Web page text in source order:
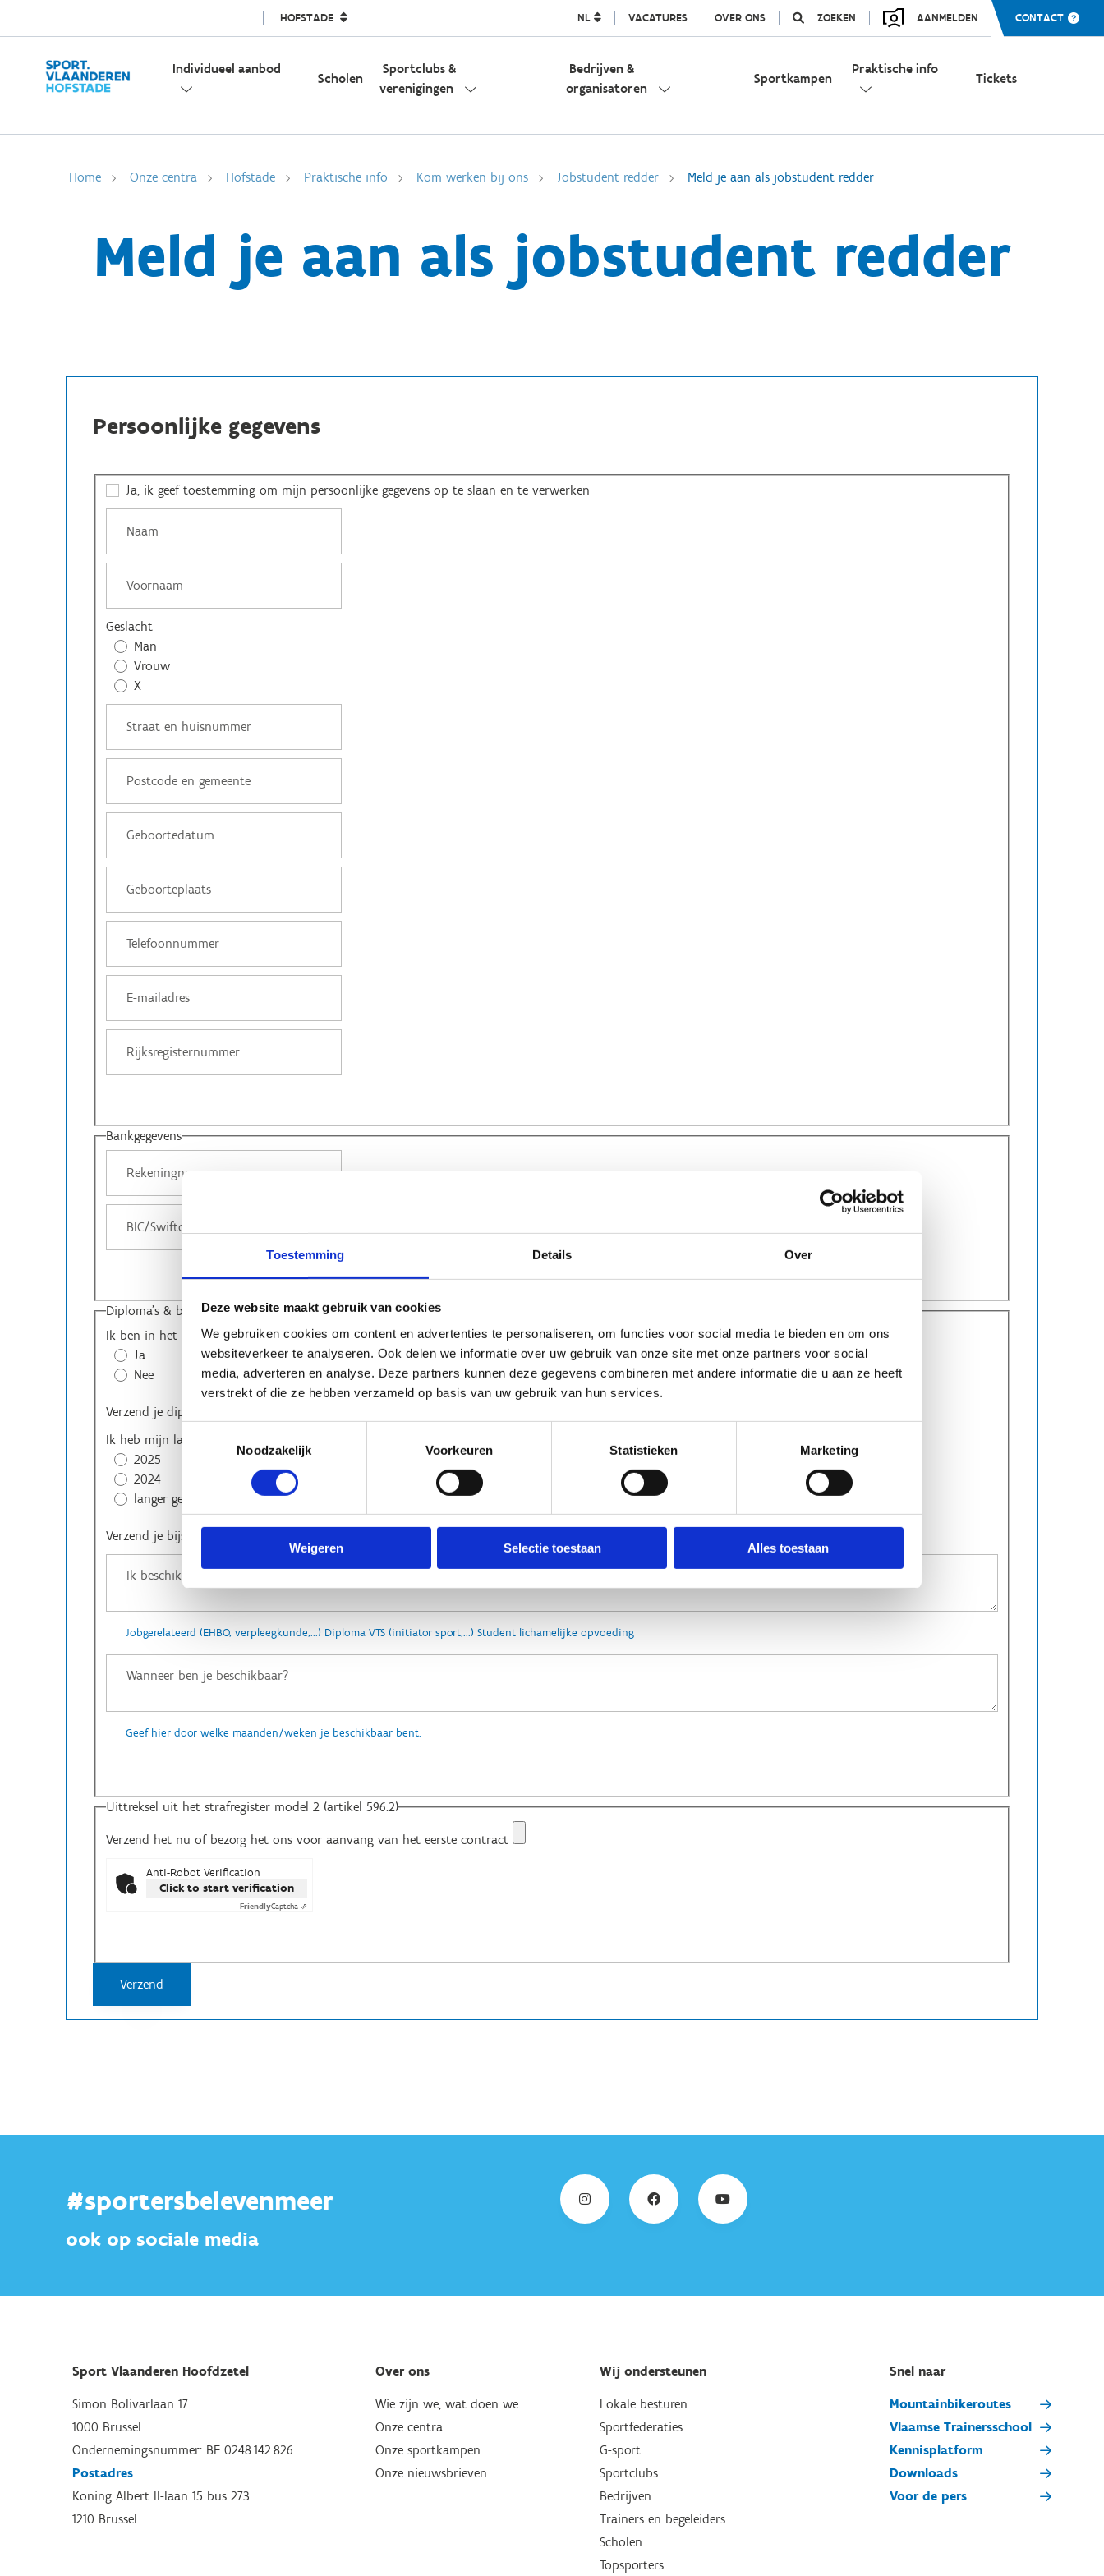
Toestemming Details Over
Deze website maakt gebruik van cookies
We gebruiken cookies om content en advertenties te personaliseren, om functies voor social media te bieden en om ons
websiteverkeer te analyseren. Ook delen we informatie over uw gebruik van onze site met onze partners voor social
media, adverteren en analyse. Deze partners kunnen deze gegevens combineren met andere informatie die u aan ze heeft
verstrekt of die ze hebben verzameld op basis van uw gebruik van hun services.
Noodzakelijk
Voorkeuren Statistieken Marketing
Weigeren Selectie toestaan Alles toestaan
HOFSTADE NL VACATURES OVER ONS ZOEKEN AANMELDEN CONTACT
Individueel aanbod
Scholen
Sportclubs &
verenigingen
Bedrijven &
organisatoren
Sportkampen
Praktische info
Tickets
Home Onze centra Hofstade Praktische info Kom werken bij ons Jobstudent redder Meld je aan als jobstudent redder
Meld je aan als jobstudent redder
Persoonlijke gegevens
Ja, ik geef toestemming om mijn persoonlijke gegevens op te slaan en te verwerken
Geslacht
Man
Vrouw
X
Bankgegevens
Diploma's & beschikbaarheid
Ik ben in het bezit van een diploma Hoger Redder
Ja
Nee
Verzend je diploma (indien mogelijk)
Ik heb mijn laatste bijscholing gevolgd in
2025
2024
langer geleden
Verzend je bijscholingsattest (indien mogelijk)
Jobgerelateerd (EHBO, verpleegkunde,...) Diploma VTS (initiator sport,...) Student lichamelijke opvoeding
Geef hier door welke maanden/weken je beschikbaar bent.
Uittreksel uit het strafregister model 2 (artikel 596.2)
Verzend het nu of bezorg het ons voor aanvang van het eerste contract
Anti-Robot Verification
Click to start verification
FriendlyCaptcha ⇗
#sportersbelevenmeer
ook op sociale media
Sport Vlaanderen Hoofdzetel
Simon Bolivarlaan 17
1000 Brussel
Ondernemingsnummer: BE 0248.142.826
Postadres
Koning Albert II-laan 15 bus 273
1210 Brussel
Over ons
Wie zijn we, wat doen we
Onze centra
Onze sportkampen
Onze nieuwsbrieven
Wij ondersteunen
Lokale besturen
Sportfederaties
G-sport
Sportclubs
Bedrijven
Trainers en begeleiders
Scholen
Topsporters
Snel naar
Mountainbikeroutes
Vlaamse Trainersschool
Kennisplatform
Downloads
Voor de pers